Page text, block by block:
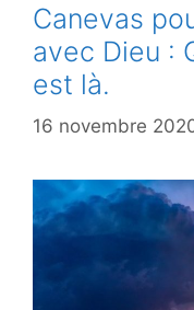
Canevas
avec Dieu :
est là.
16 novembre